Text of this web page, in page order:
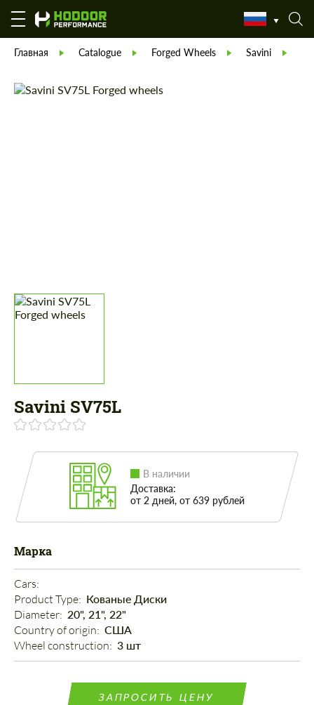
Главная Catalogue Forged Wheels Savini
Savini SV75L
В наличии
Доставка:
от 2 дней, от 639 рублей
Марка
Cars:
Product Type: Кованые Диски
Diameter: 20", 21", 22"
Country of origin: США
Wheel construction: 3 шт
ЗАПРОСИТЬ ЦЕНУ